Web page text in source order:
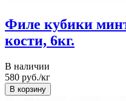
Филе кубики
кости, 6кг.
В наличии
580 руб./кг